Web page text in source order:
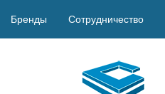
Бренды Сотрудничество